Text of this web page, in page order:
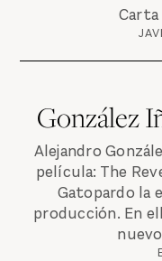
Carta
González
Alejandro
película: The
Gatopardo la
producción. En